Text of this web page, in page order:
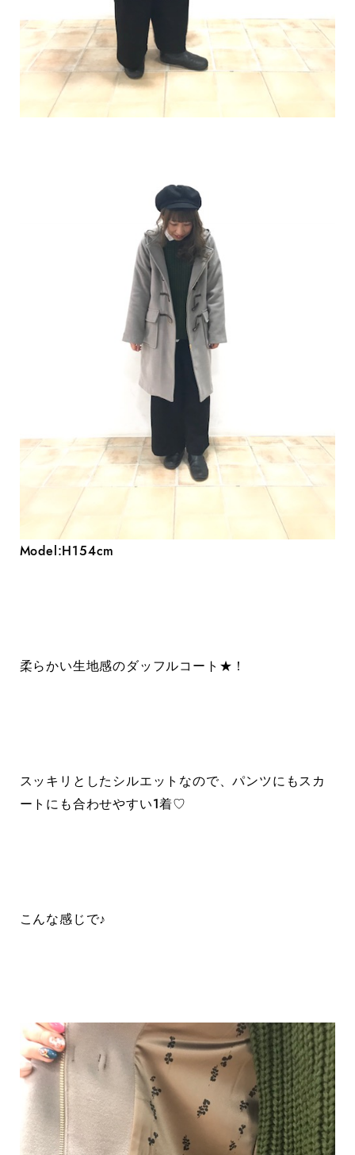
Model:H154cm
柔らかい生地感のダッフルコート★！
スッキリとしたシルエットなので、パンツにもスカ
ートにも合わせやすい1着♡
こんな感じで♪